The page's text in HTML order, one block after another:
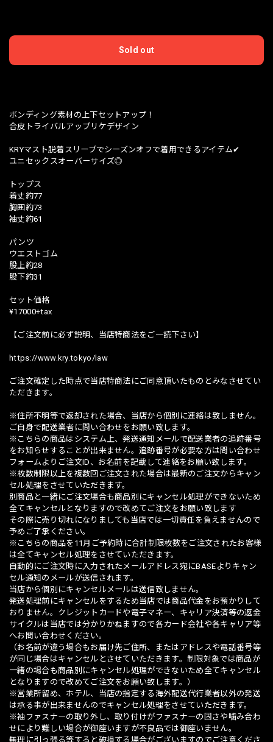
Sold out
ボンディング素材の上下セットアップ！
合皮トライバルアップリケデザイン
KRYマスト脱着スリーブでシーズンオフで着用できるアイテム✔︎
ユニセックスオーバーサイズ◎
トップス
着丈約77
胸囲約73
袖丈約61
パンツ
ウエストゴム
股上約28
股下約31
セット価格
¥17000+tax
【ご注文前に必ず説明、当店特商法をご一読下さい】
https://www.kry.tokyo/law
ご注文確定した時点で当店特商法にご同意頂いたものとみなさせてい
ただきます。
※住所不明等で返却された場合、当店から個別に連絡は致しません。
ご自身で配送業者に問い合わせをお願い致します。
※こちらの商品はシステム上、発送通知メールで配送業者の追跡番号
をお知らせすることが出来ません。追跡番号が必要な方は問い合わせ
フォームよりご注文ID、お名前を記載して連絡をお願い致します。
※枚数制限以上を複数回ご注文された場合は最新のご注文からキャン
セル処理をさせていただきます。
別商品と一緒にご注文場合も商品別にキャンセル処理ができないため
全てキャンセルとなりますので改めてご注文をお願い致します
その際に売り切れになりましても当店では一切責任を負えませんので
予めご了承ください。
※こちらの商品を11月ご予約時に合計制限枚数をご注文されたお客様
は全てキャンセル処理をさせていただきます。
自動的にご注文時に入力されたメールアドレス宛にBASEよりキャン
セル通知のメールが送信されます。
当店から個別にキャンセルメールは送信致しません。
発送処理前にキャンセルをするため当店では商品代金をお預かりして
おりません。クレジットカードや電子マネー、キャリア決済等の返金
サイクルは当店では分かりかねますので各カード会社や各キャリア等
へお問い合わせください。
（お名前が違う場合もお届け先ご住所、またはアドレスや電話番号等
が同じ場合はキャンセルとさせていただきます。制限対象では商品が
一緒の場合も商品別にキャンセル処理ができないため全てキャンセル
となりますので改めてご注文をお願い致します。）
※営業所留め、ホテル、当店の指定する海外配送代行業者以外の発送
は承る事が出来ませんのでキャンセル処理をさせていただきます。
※袖ファスナーの取り外し、取り付けがファスナーの固さや噛み合わ
せにより難しい場合が御座いますが不良品では御座いません。
無理に引っ張る等すると破損する場合がございますのでご注意くださ